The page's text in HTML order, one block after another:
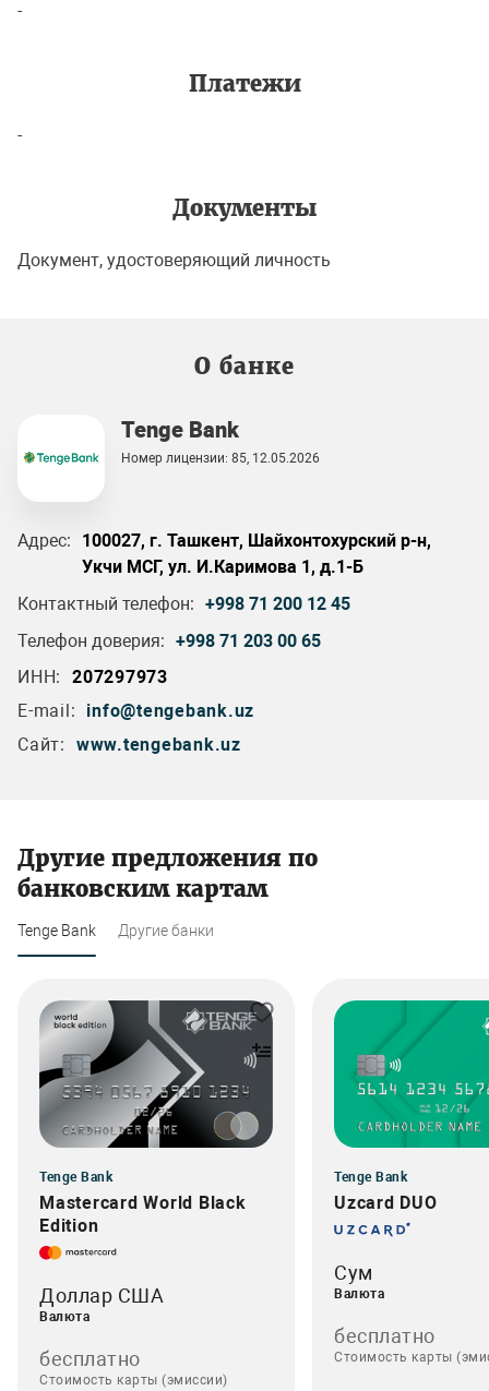
-
Платежи
-
Документы
Документ, удостоверяющий личность
О банке
Tenge Bank
Номер лицензии: 85, 12.05.2026
Адрес:
100027, г. Ташкент, Шайхонтохурский р-н,
Укчи МСГ, ул. И.Каримова 1, д.1-Б
Контактный телефон: +998 71 200 12 45
Телефон доверия: +998 71 203 00 65
ИНН:
207297973
E-mail:
info@tengebank.uz
Сайт:
www.tengebank.uz
Другие предложения по
банковским картам
Tenge Bank Другие банки
Tenge Bank
Mastercard World Black
Edition
Доллар США
Валюта
бесплатно
Стоимость карты (эмиссии)
Tenge Bank
Uzcard DUO
Сум
Валюта
бесплатно
Стоимость карты